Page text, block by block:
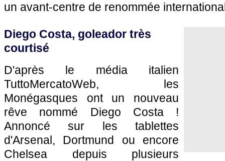
un avant-centre de renommée
Diego Costa, goleador très
courtisé
D'après le média italien
TuttoMercatoWeb, les
Monégasques ont un nouveau
rêve nommé Diego Costa !
Annoncé sur les tablettes
d'Arsenal, Dortmund ou encore
Chelsea depuis plusieurs